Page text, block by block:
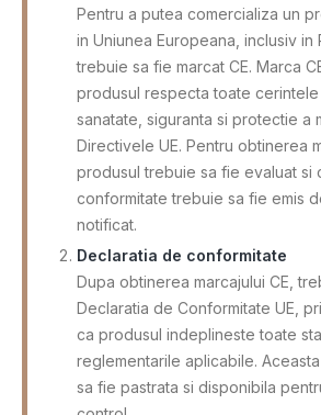
Pentru a putea comercializa un
in Uniunea Europeana, inclusiv in
trebuie sa fie marcat CE. Marca
produsul respecta toate
sanatate, siguranta si protectie a
Directivele UE. Pentru obtinerea
produsul trebuie sa fie evaluat si
conformitate trebuie sa fie emis
notificat.
Declaratia de conformitate
Dupa obtinerea marcajului CE,
Declaratia de Conformitate UE,
ca produsul indeplineste toate
reglementarile aplicabile.
sa fie pastrata si disponibila